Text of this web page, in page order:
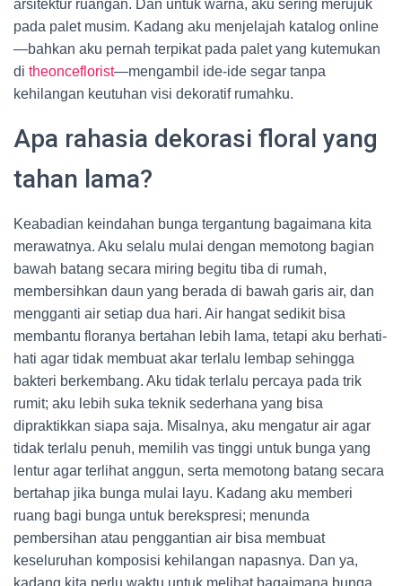
arsitektur ruangan. Dan untuk warna, aku sering merujuk
pada palet musim. Kadang aku menjelajah katalog online
—bahkan aku pernah terpikat pada palet yang kutemukan
di theonceflorist—mengambil ide-ide segar tanpa
kehilangan keutuhan visi dekoratif rumahku.
Apa rahasia dekorasi floral yang
tahan lama?
Keabadian keindahan bunga tergantung bagaimana kita
merawatnya. Aku selalu mulai dengan memotong bagian
bawah batang secara miring begitu tiba di rumah,
membersihkan daun yang berada di bawah garis air, dan
mengganti air setiap dua hari. Air hangat sedikit bisa
membantu floranya bertahan lebih lama, tetapi aku berhati-
hati agar tidak membuat akar terlalu lembap sehingga
bakteri berkembang. Aku tidak terlalu percaya pada trik
rumit; aku lebih suka teknik sederhana yang bisa
dipraktikkan siapa saja. Misalnya, aku mengatur air agar
tidak terlalu penuh, memilih vas tinggi untuk bunga yang
lentur agar terlihat anggun, serta memotong batang secara
bertahap jika bunga mulai layu. Kadang aku memberi
ruang bagi bunga untuk berekspresi; menunda
pembersihan atau penggantian air bisa membuat
keseluruhan komposisi kehilangan napasnya. Dan ya,
kadang kita perlu waktu untuk melihat bagaimana bunga